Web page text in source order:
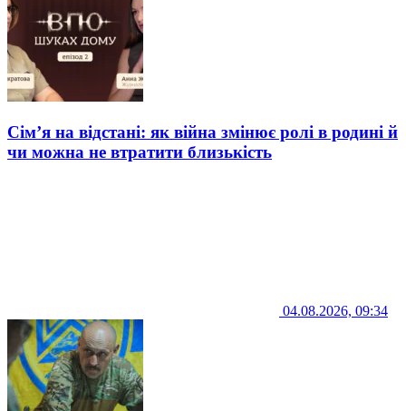
Сім’я на відстані: як війна змінює ролі в родині й
чи можна не втратити близькість
04.08.2026, 09:34